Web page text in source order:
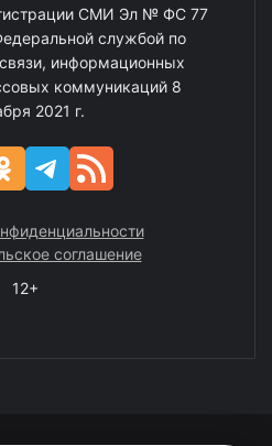
СМИ Эл № ФС 77
службой по
информационных
коммуникаций 8
2021 г.
соглашение
12+